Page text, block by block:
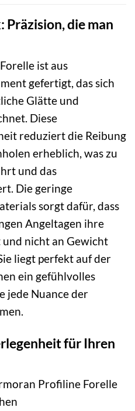
die man
ist aus
gefertigt, das sich
Glätte und
Diese
reduziert die Reibung
erheblich, was zu
und das
Die geringe
sorgt dafür, dass
Angeltagen ihre
nicht an Gewicht
liegt perfekt auf der
ein gefühlvolles
jede Nuance der
für Ihren
Profiline Forelle